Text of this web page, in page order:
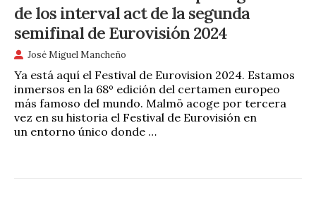
de los interval act de la segunda
semifinal de Eurovisión 2024
José Miguel Mancheño
Ya está aquí el Festival de Eurovision 2024. Estamos
inmersos en la 68º edición del certamen europeo
más famoso del mundo. Malmö acoge por tercera
vez en su historia el Festival de Eurovisión en
un entorno único donde …